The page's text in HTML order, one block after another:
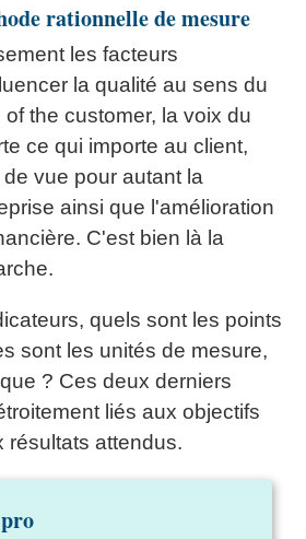
rationnelle de mesure
les facteurs
la qualité au sens du
the customer, la voix du
ce qui importe au client,
vue pour autant la
ainsi que l'amélioration
C'est bien là la
quels sont les points
sont les unités de mesure,
? Ces deux derniers
liés aux objectifs
résultats attendus.